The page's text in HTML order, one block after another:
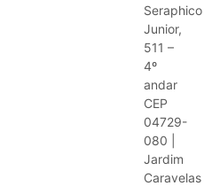
Seraphico
Junior,
511 –
4º
andar
CEP
04729-
080 |
Jardim
Caravelas